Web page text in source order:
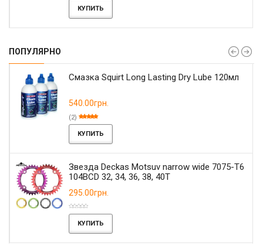
КУПИТЬ
ПОПУЛЯРНО
Смазка Squirt Long Lasting Dry Lube 120мл
540.00грн.
(2)
КУПИТЬ
Звезда Deckas Motsuv narrow wide 7075-T6
104BCD 32, 34, 36, 38, 40T
295.00грн.
КУПИТЬ